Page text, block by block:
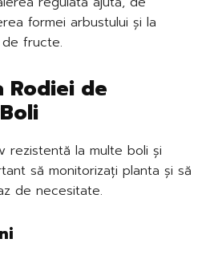
formei arbustului și la
fructe.
Rodiei de
rezistentă la multe boli și
să monitorizați planta și să
de necesitate.